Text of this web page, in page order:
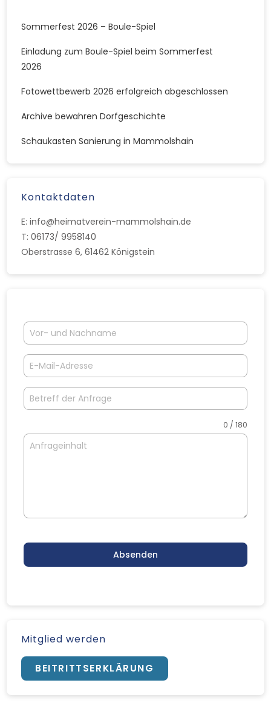
Sommerfest 2026 – Boule-Spiel
Einladung zum Boule-Spiel beim Sommerfest
2026
Fotowettbewerb 2026 erfolgreich abgeschlossen
Archive bewahren Dorfgeschichte
Schaukasten Sanierung in Mammolshain
Kontaktdaten
E: info@heimatverein-mammolshain.de
T: 06173/ 9958140
Oberstrasse 6, 61462 Königstein
0 / 180
Absenden
Mitglied werden
BEITRITTSERKLÄRUNG